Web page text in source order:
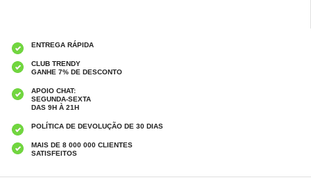
ENTREGA RÁPIDA
CLUB TRENDY
GANHE 7% DE DESCONTO
APOIO CHAT:
SEGUNDA-SEXTA
DAS 9H À 21H
POLÍTICA DE DEVOLUÇÃO DE 30 DIAS
MAIS DE 8 000 000 CLIENTES
SATISFEITOS